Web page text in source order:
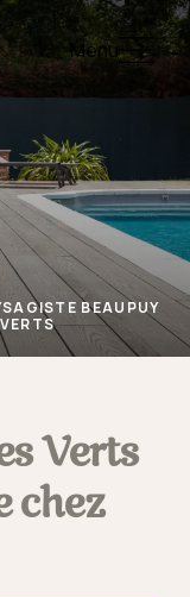
Menu
BEAUPUY
Verts
chez